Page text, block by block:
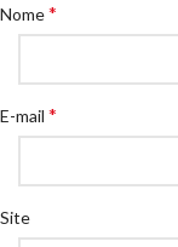
Nome*
E-mail *
Site